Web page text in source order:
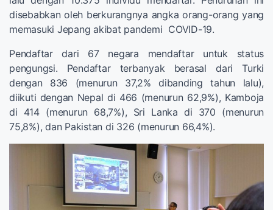
disebabkan oleh berkurangnya angka orang-orang yang
memasuki Jepang akibat pandemi COVID-19.
Pendaftar dari 67 negara mendaftar untuk status
pengungsi. Pendaftar terbanyak berasal dari Turki
dengan 836 (menurun 37,2% dibanding tahun lalu),
diikuti dengan Nepal di 466 (menurun 62,9%), Kamboja
di 414 (menurun 68,7%), Sri Lanka di 370 (menurun
75,8%), dan Pakistan di 326 (menurun 66,4%).